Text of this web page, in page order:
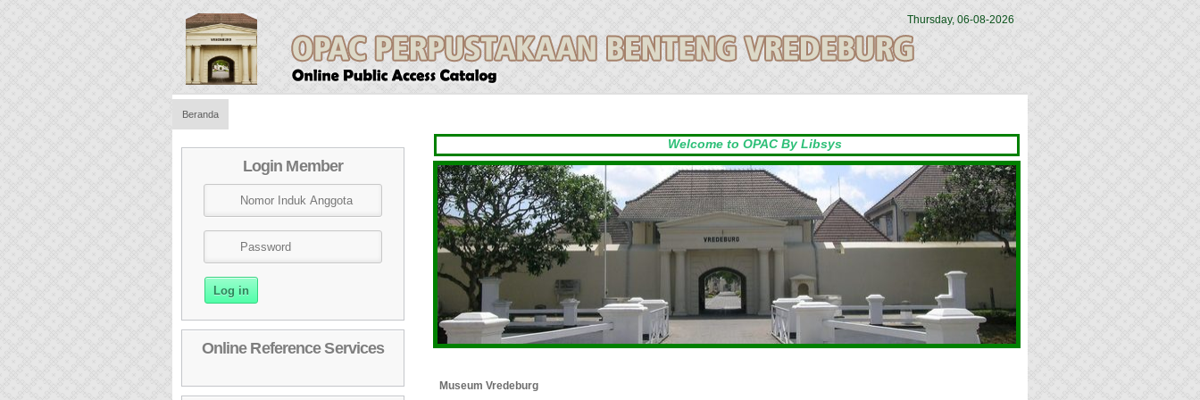
Thursday, 06-08-2026
Beranda
Login Member
Online Reference Services
Welcome to OPAC By Libsys
Museum Vredeburg